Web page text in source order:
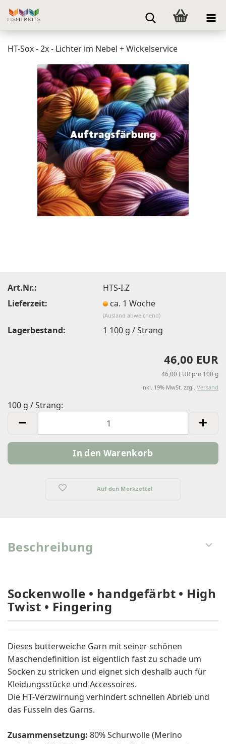
HT-Sox - 2x - Lichter im Nebel + Wickelservice
Art.Nr.:
HTS-I.Z
Lieferzeit:
ca. 1 Woche
(Ausland abweichend)
Lagerbestand: 1 100 g / Strang
46,00 EUR
46,00 EUR pro 100 g
inkl. 19% MwSt. zzgl. Versand
100 g / Strang:
/
Auf den Merkzettel
Beschreibung
Sockenwolle • handgefärbt • High
Twist • Fingering
Dieses butterweiche Garn mit seiner schönen
Maschendefinition ist eigentlich fast zu schade um
Socken zu stricken und eignet sich deshalb auch für
Kleidungsstücke und Accessoires.
Die HT-Verzwirnung verhindert schnellen Abrieb und
das Fusseln des Garns.
Zusammensetzung: 80% Schurwolle (Merino